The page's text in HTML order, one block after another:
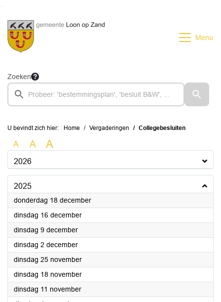
Menu
Zoeken
U bevindt zich hier: Home Vergaderingen Collegebesluiten
A A A
2026
2025
donderdag 18 december2025
dinsdag 16 december2025
dinsdag 9 december2025
dinsdag 2 december2025
dinsdag 25 november2025
dinsdag 18 november2025
dinsdag 11 november2025